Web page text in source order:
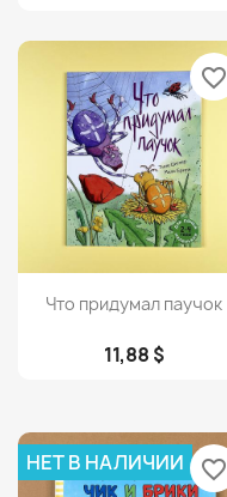
Просмотр
Что придумал паучок
11,88 $
favorite_border
НЕТ В НАЛИЧИИ favorite_border